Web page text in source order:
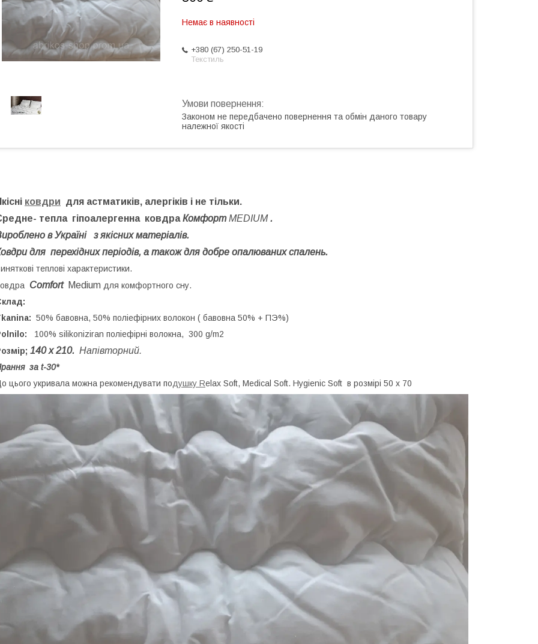
Немає в наявності
+380 (67) 250-51-19
Текстиль
Законом не передбачено повернення та обмін даного товару
належної якості
ковдри для астматиків, алергіків і не тільки.
тепла гіпоалергенна ковдраКомфортMEDIUM.
в Україні з якісних матеріалів.
для перехідних періодів, а також для добре опалюваних спалень.
теплові характеристики.
ComfortMedium для комфортного сну.
50% бавовна, 50% поліефірних волокон ( бавовна 50% + ПЭ%)
100% silikoniziran поліефірні волокна, 300 g/m2
140 х 210. Напівторний.
за t-30*
цього укривала можна рекомендувати подушку Relax Soft, Medical Soft. Hygienic Soft в розмірі 50 х 70